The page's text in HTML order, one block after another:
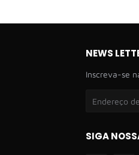
NEWS
Inscreva-se
SIGA